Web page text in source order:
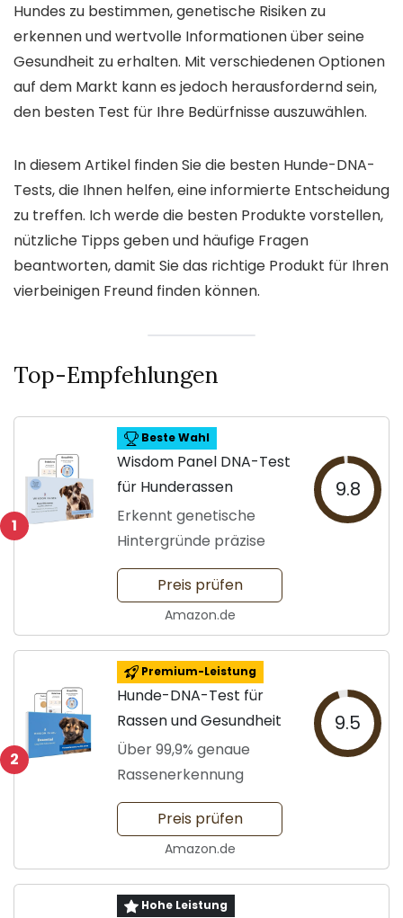
Hundes zu bestimmen, genetische Risiken zu
erkennen und wertvolle Informationen über seine
Gesundheit zu erhalten. Mit verschiedenen Optionen
auf dem Markt kann es jedoch herausfordernd sein,
den besten Test für Ihre Bedürfnisse auszuwählen.
In diesem Artikel finden Sie die besten Hunde-DNA-
Tests, die Ihnen helfen, eine informierte Entscheidung
zu treffen. Ich werde die besten Produkte vorstellen,
nützliche Tipps geben und häufige Fragen
beantworten, damit Sie das richtige Produkt für Ihren
vierbeinigen Freund finden können.
Top-Empfehlungen
1
Beste Wahl
Wisdom Panel DNA-Test
für Hunderassen
Erkennt genetische
Hintergründe präzise
9.8
Preis prüfen
Amazon.de
2
Premium-Leistung
Hunde-DNA-Test für
Rassen und Gesundheit
Über 99,9% genaue
Rassenerkennung
9.5
Preis prüfen
Amazon.de
Hohe Leistung